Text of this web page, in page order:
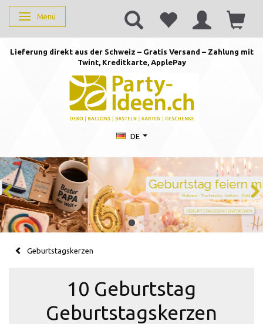
Anzeige ändern
Menü
Lieferung direkt aus der Schweiz – Gratis Versand – Zahlung mit
Twint, Kreditkarte, ApplePay
DE
Geburtstag feiern mit Stil
Ballons · Tischdeko · Karten · Zahlen
GEBURTSTAGSDEKO ENTDECKEN
Geburtstagskerzen
10 Geburtstag
Geburtstagskerzen